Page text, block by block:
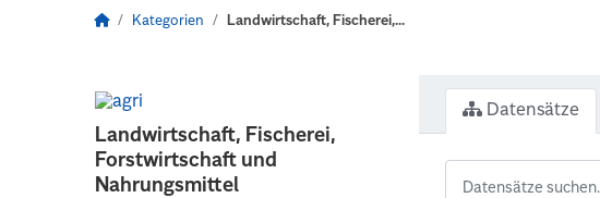
Kategorien Landwirtschaft, Fischerei,...
Landwirtschaft, Fischerei,
Forstwirtschaft und
Nahrungsmittel
Datensätze